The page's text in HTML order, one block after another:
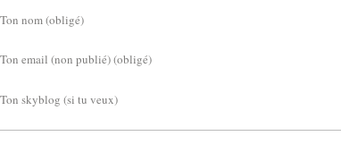
Ton nom (obligé)
Ton email (non publié) (obligé)
Ton skyblog (si tu veux)